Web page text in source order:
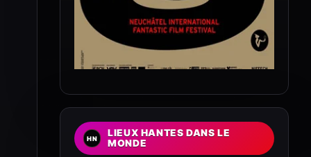
LIEUX HANTES DANS LE
MONDE